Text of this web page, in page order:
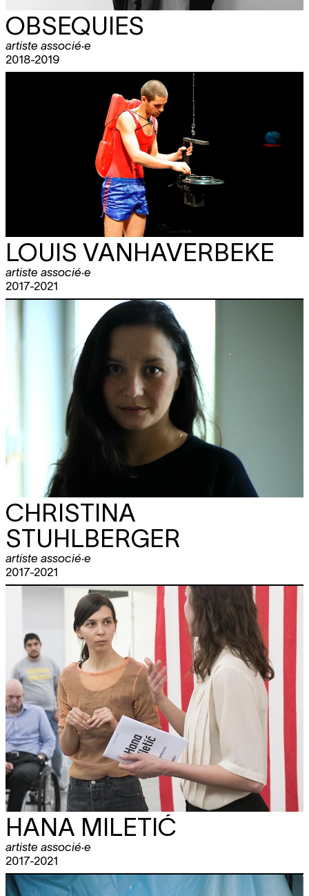
OBSEQUIES
artiste associé·e
2018-2019
LOUIS VANHAVERBEKE
artiste associé·e
2017-2021
CHRISTINA
STUHLBERGER
artiste associé·e
2017-2021
HANA MILETIĆ
artiste associé·e
2017-2021